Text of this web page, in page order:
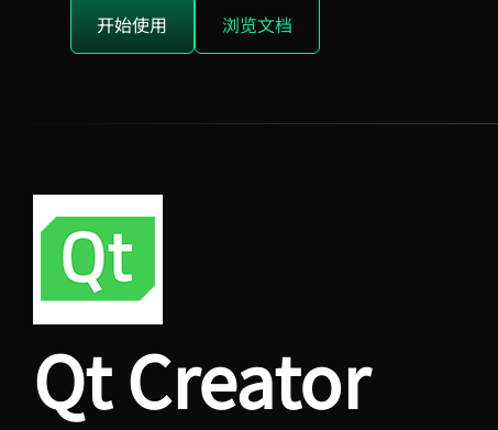
开始使用 浏览文档
Qt Creator